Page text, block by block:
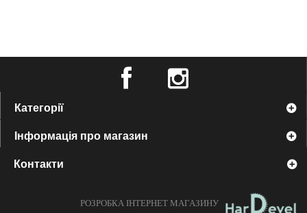
Категорії
Інформація про магазин
Контакти
РОЗРОБКА ІНТЕРНЕТ МАГАЗИНУ